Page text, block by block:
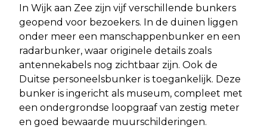
In Wijk aan Zee zijn vijf verschillende bunkers
geopend voor bezoekers. In de duinen liggen
onder meer een manschappenbunker en een
radarbunker, waar originele details zoals
antennekabels nog zichtbaar zijn. Ook de
Duitse personeelsbunker is toegankelijk. Deze
bunker is ingericht als museum, compleet met
een ondergrondse loopgraaf van zestig meter
en goed bewaarde muurschilderingen.